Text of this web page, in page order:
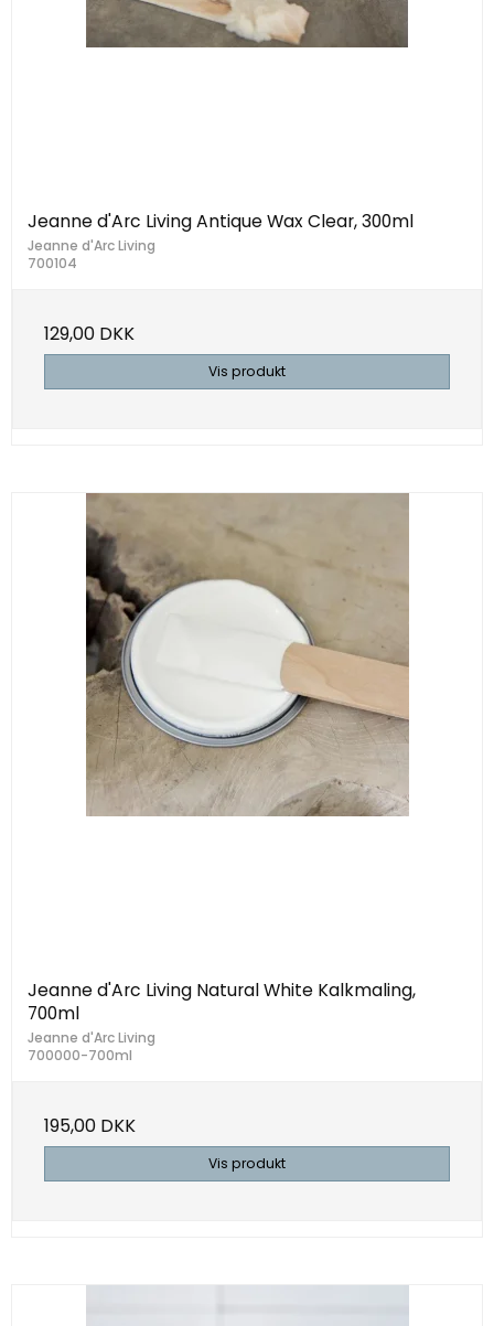
Jeanne d'Arc Living Antique Wax Clear, 300ml
Jeanne d'Arc Living
700104
129,00 DKK
Vis produkt
Jeanne d'Arc Living Natural White Kalkmaling,
700ml
Jeanne d'Arc Living
700000-700ml
195,00 DKK
Vis produkt